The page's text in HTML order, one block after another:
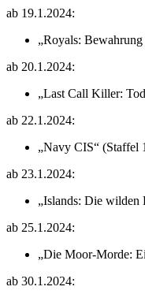
ab 19.1.2024:
„Royals:
ab 20.1.2024:
„Last Call Killer:
ab 22.1.2024:
„Navy CIS“ (Staffel
ab 23.1.2024:
„Islands: Die wilden
ab 25.1.2024:
„Die Moor-Morde:
ab 30.1.2024: